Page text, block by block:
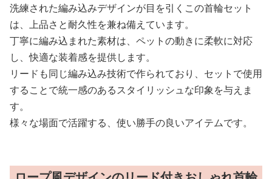
洗練された編み込みデザインが目を引くこの首輪セット
は、上品さと耐久性を兼ね備えています。
丁寧に編み込まれた素材は、ペットの動きに柔軟に対応
し、快適な装着感を提供します。
リードも同じ編み込み技術で作られており、セットで使用
することで統一感のあるスタイリッシュな印象を与えま
す。
様々な場面で活躍する、使い勝手の良いアイテムです。